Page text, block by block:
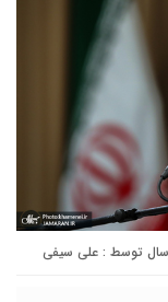
علی سیفی